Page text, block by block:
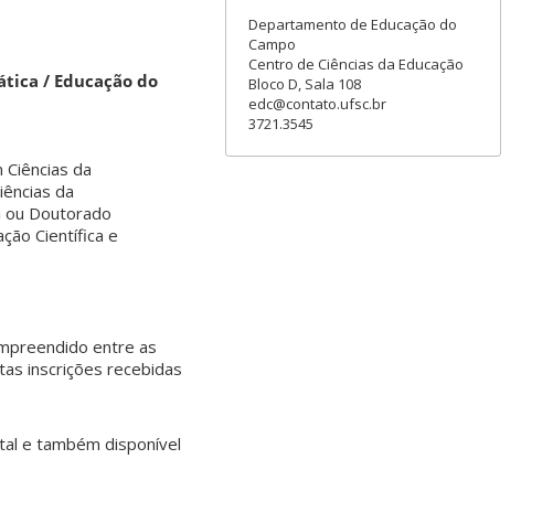
/ Educação do
da
da
ou Doutorado
Científica e
entre as
inscrições recebidas
e também disponível
Departamento de Educação do
Campo
Centro de Ciências da Educação
Bloco D, Sala 108
edc@contato.ufsc.br
3721.3545